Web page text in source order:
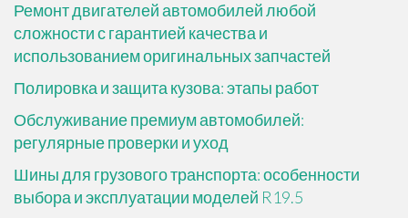
Ремонт двигателей автомобилей любой
сложности с гарантией качества и
использованием оригинальных запчастей
Полировка и защита кузова: этапы работ
Обслуживание премиум автомобилей:
регулярные проверки и уход
Шины для грузового транспорта: особенности
выбора и эксплуатации моделей R19.5